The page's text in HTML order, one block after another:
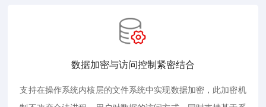
数据加密与访问控制紧密结合
支持在操作系统内核层的文件系统中实现数据加密，此加密机